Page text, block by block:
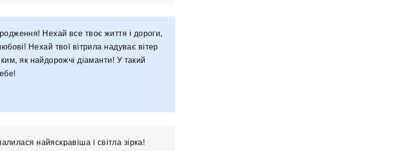
Нехай все твоє життя і дороги,
Нехай твої вітрила надуває вітер
як найдорожчі діаманти! У такий
найяскравіша і світла зірка!